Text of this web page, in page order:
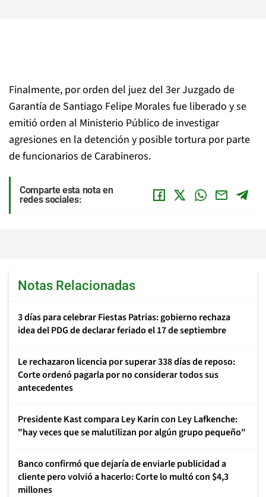
Finalmente, por orden del juez del 3er Juzgado de
Garantía de Santiago Felipe Morales fue liberado y se
emitió orden al Ministerio Público de investigar
agresiones en la detención y posible tortura por parte
de funcionarios de Carabineros.
Comparte esta nota en
redes sociales:
Notas Relacionadas
3 días para celebrar Fiestas Patrias: gobierno rechaza
idea del PDG de declarar feriado el 17 de septiembre
Le rechazaron licencia por superar 338 días de reposo:
Corte ordenó pagarla por no considerar todos sus
antecedentes
Presidente Kast compara Ley Karin con Ley Lafkenche:
"hay veces que se malutilizan por algún grupo pequeño"
Banco confirmó que dejaría de enviarle publicidad a
cliente pero volvió a hacerlo: Corte lo multó con $4,3
millones